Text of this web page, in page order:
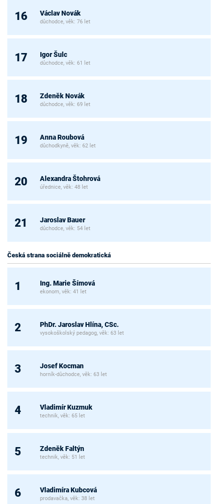
16 Václav Novák
důchodce, věk: 76 let
17 Igor Šulc
důchodce, věk: 61 let
18 Zdeněk Novák
důchodce, věk: 69 let
19 Anna Roubová
důchodkyně, věk: 62 let
20 Alexandra Štohrová
úřednice, věk: 48 let
21 Jaroslav Bauer
důchodce, věk: 54 let
Česká strana sociálně demokratická
1 Ing. Marie Šímová
ekonom, věk: 41 let
2 PhDr. Jaroslav Hlína, CSc.
vysokoškolský pedagog, věk: 63 let
3 Josef Kocman
horník-důchodce, věk: 63 let
4 Vladimír Kuzmuk
technik, věk: 65 let
5 Zdeněk Faltýn
technik, věk: 51 let
6 Vladimíra Kubcová
prodavačka, věk: 38 let